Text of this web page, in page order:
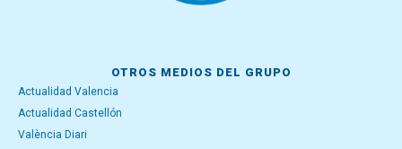
OTROS MEDIOS DEL GRUPO
Actualidad Valencia
Actualidad Castellón
València Diari